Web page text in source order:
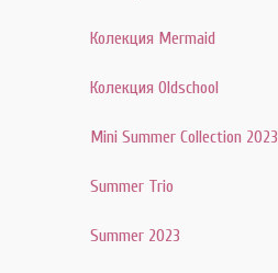
Колекция Mermaid
Колекция Oldschool
Mini Summer Collection 2023
Summer Trio
Summer 2023